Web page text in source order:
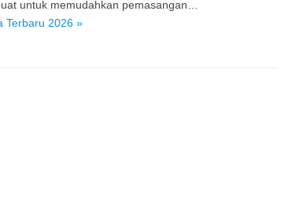
untuk memudahkan pemasangan…
Terbaru 2026 »